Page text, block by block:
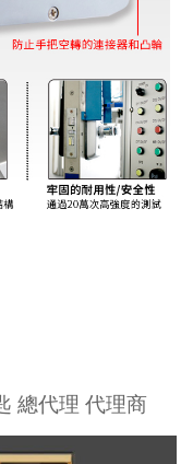
總代理 代理商